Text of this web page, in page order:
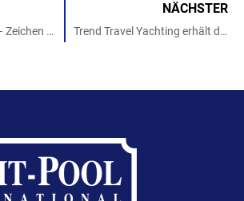
Checked & Trusted – Zeichen setzen!
NÄCHSTER
Trend Travel Yachting erhält das Checked & Trusted Siegel von Yacht-Pool!